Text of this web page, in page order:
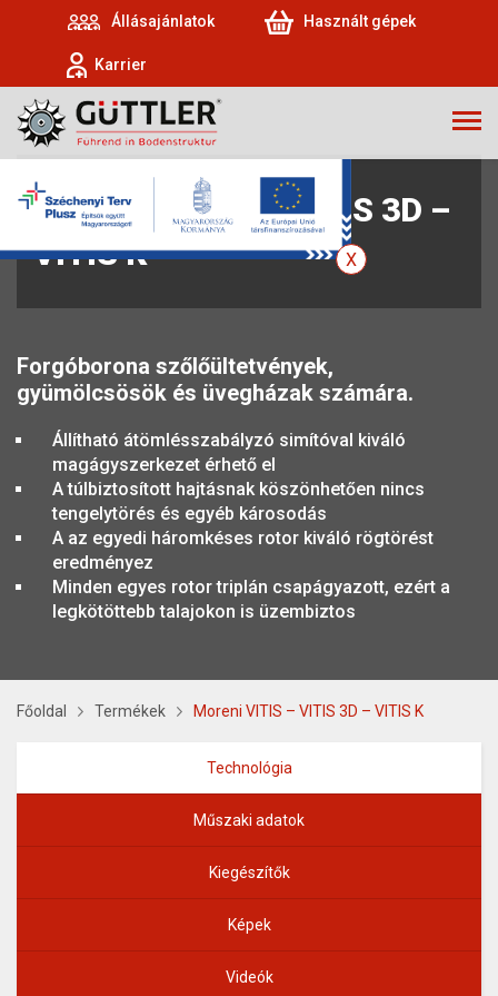
Állásajánlatok Használt gépek
Karrier
MORENI VITIS – VITIS 3D –
VITIS K
Forgóborona szőlőültetvények,
gyümölcsösök és üvegházak számára.
Állítható átömlésszabályzó simítóval kiváló
magágyszerkezet érhető el
A túlbiztosított hajtásnak köszönhetően nincs
tengelytörés és egyéb károsodás
A az egyedi háromkéses rotor kiváló rögtörést
eredményez
Minden egyes rotor triplán csapágyazott, ezért a
legkötöttebb talajokon is üzembiztos
Főoldal Termékek Moreni VITIS – VITIS 3D – VITIS K
Technológia
Műszaki adatok
Kiegészítők
Képek
Videók